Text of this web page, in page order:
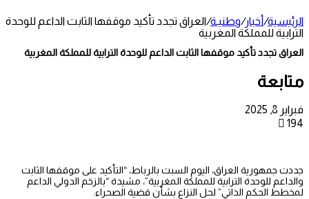
الرئيسية/أخبار/وطنيـة/العراق تجدد تأكيد موقفها الثابت الداعم للوحدة
الترابية للمملكة المغربية
العراق تجدد تأكيد موقفها الثابت الداعم للوحدة الترابية للمملكة المغربية
متابعة
فبراير 8, 2025
194
جددت جمهورية العراق، اليوم السبت بالرباط، “التأكيد على موقفها الثابت
والداعم للوحدة الترابية للمملكة المغربية”، مشيدة “بالزخم الدولي الداعم
لمخطط الحكم الذاتي” لحل النزاع بشأن قضية الصحراء.